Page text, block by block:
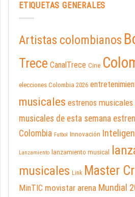
ETIQUETAS GENERALES
Artistas colombianos
Trece CanalTrece Cine
elecciones Colombia 2026
musicales estrenos musicales
musicales de esta semana
Colombia Futbol Innovación
Lanzamiento lanzamiento musical
musicales Link Master
MinTIC movistar arena Mundial